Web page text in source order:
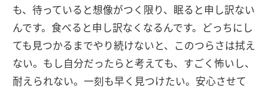
も、待っていると想像がつく限り、眠ると申し訳ない
んです。食べると申し訳なくなるんです。どっちにし
ても見つかるまでやり続けないと、このつらさは拭え
ない。もし自分だったらと考えても、すごく怖いし、
耐えられない。一刻も早く見つけたい。安心させて